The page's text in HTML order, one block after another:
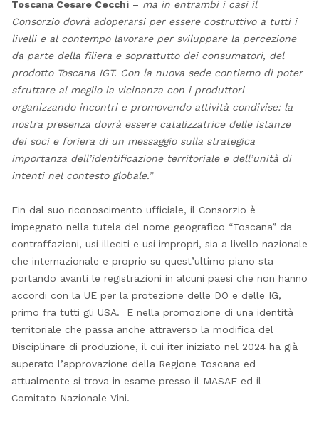
Toscana Cesare Cecchi– ma in entrambi i casi il
Consorzio dovrà adoperarsi per essere costruttivo a tutti i
livelli e al contempo lavorare per sviluppare la percezione
da parte della filiera e soprattutto dei consumatori, del
prodotto Toscana IGT. Con la nuova sede contiamo di poter
sfruttare al meglio la vicinanza con i produttori
organizzando incontri e promovendo attività condivise: la
nostra presenza dovrà essere catalizzatrice delle istanze
dei soci e foriera di un messaggio sulla strategica
importanza dell’identificazione territoriale e dell’unità di
intenti nel contesto globale.”
Fin dal suo riconoscimento ufficiale, il Consorzio è
impegnato nella tutela del nome geografico “Toscana” da
contraffazioni, usi illeciti e usi impropri, sia a livello nazionale
che internazionale e proprio su quest’ultimo piano sta
portando avanti le registrazioni in alcuni paesi che non hanno
accordi con la UE per la protezione delle DO e delle IG,
primo fra tutti gli USA. E nella promozione di una identità
territoriale che passa anche attraverso la modifica del
Disciplinare di produzione, il cui iter iniziato nel 2024 ha già
superato l’approvazione della Regione Toscana ed
attualmente si trova in esame presso il MASAF ed il
Comitato Nazionale Vini.